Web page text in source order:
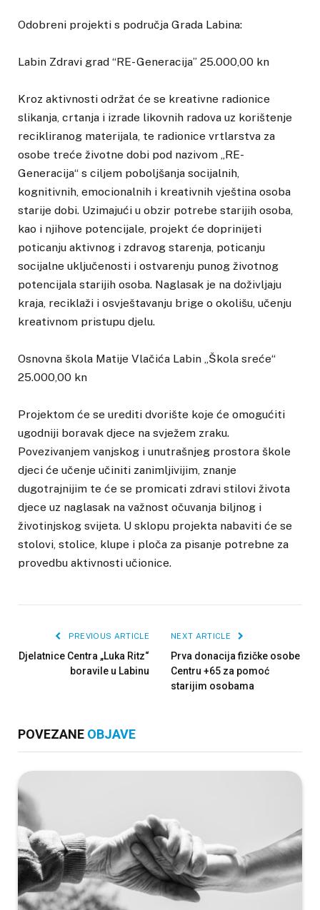
Odobreni projekti s područja Grada Labina:
Labin Zdravi grad “RE- Generacija” 25.000,00 kn
Kroz aktivnosti održat će se kreativne radionice
slikanja, crtanja i izrade likovnih radova uz korištenje
recikliranog materijala, te radionice vrtlarstva za
osobe treće životne dobi pod nazivom „RE-
Generacija“ s ciljem poboljšanja socijalnih,
kognitivnih, emocionalnih i kreativnih vještina osoba
starije dobi. Uzimajući u obzir potrebe starijih osoba,
kao i njihove potencijale, projekt će doprinijeti
poticanju aktivnog i zdravog starenja, poticanju
socijalne uključenosti i ostvarenju punog životnog
potencijala starijih osoba. Naglasak je na doživljaju
kraja, reciklaži i osvještavanju brige o okolišu, učenju
kreativnom pristupu djelu.
Osnovna škola Matije Vlačića Labin „Škola sreće“
25.000,00 kn
Projektom će se urediti dvorište koje će omogućiti
ugodniji boravak djece na svježem zraku.
Povezivanjem vanjskog i unutrašnjeg prostora škole
djeci će učenje učiniti zanimljivijim, znanje
dugotrajnijim te će se promicati zdravi stilovi života
djece uz naglasak na važnost očuvanja biljnog i
životinjskog svijeta. U sklopu projekta nabaviti će se
stolovi, stolice, klupe i ploča za pisanje potrebne za
provedbu aktivnosti učionice.
PREVIOUS ARTICLE
Djelatnice Centra „Luka Ritz“
boravile u Labinu
NEXT ARTICLE
Prva donacija fizičke osobe
Centru +65 za pomoć
starijim osobama
POVEZANE OBJAVE